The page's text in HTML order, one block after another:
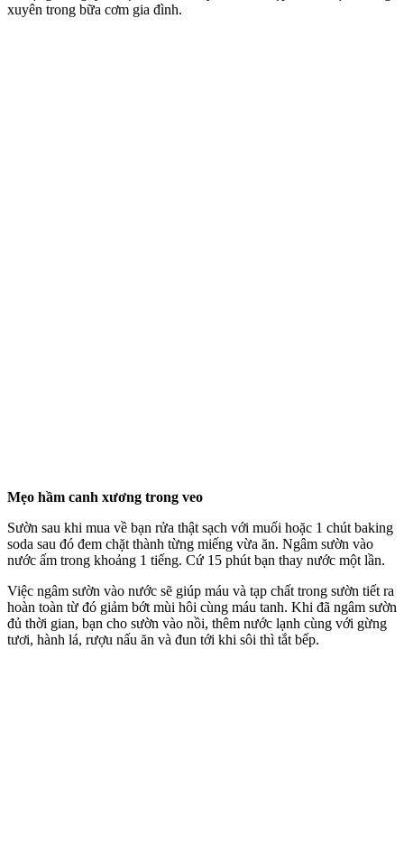
xuyên trong bữa cơm gia đình.
Mẹo hầm canh xương trong veo
Sườn sau khi mua về bạn rửa thật sạch với muối hoặc 1 chút baking
soda sau đó đem chặt thành từng miếng vừa ăn. Ngâm sườn vào
nước ấm trong khoảng 1 tiếng. Cứ 15 phút bạn thay nước một lần.
Việc ngâm sườn vào nước sẽ giúp máu và tạp chất trong sườn tiết ra
hoàn toàn từ đó giảm bớt mùi hôi cùng máu tanh. Khi đã ngâm sườn
đủ thời gian, bạn cho sườn vào nồi, thêm nước lạnh cùng với gừng
tươi, hành lá, rượu nấu ăn và đun tới khi sôi thì tắt bếp.